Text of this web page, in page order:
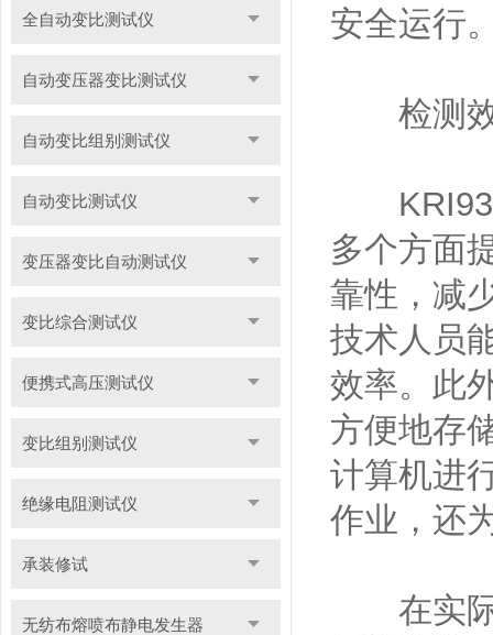
全自动变比测试仪
自动变压器变比测试仪
自动变比组别测试仪
自动变比测试仪
变压器变比自动测试仪
变比综合测试仪
便携式高压测试仪
变比组别测试仪
绝缘电阻测试仪
承装修试
无纺布熔喷布静电发生器
安全运行
检测效
多个方面
靠性，减
技术人员
效率。此
方便地存
计算机进
作业，还
在实际